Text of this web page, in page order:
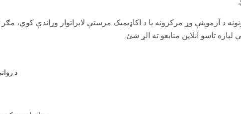
د آزموینې وړ مرکزونه یا د اکاډیمیک مرستې لابراتوار وړاندې
تاسو آنلاین منابعو ته الړ شئ.
د